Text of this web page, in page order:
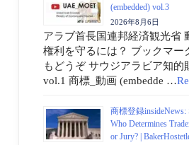
(embedded) vol.3
2026年8月6日
アラブ首長国連邦経済観光省
権利を守るには？ ブックマー
もどうぞ サウジアラビア知的
vol.1 商標_動画 (embedde …
商標登録insideNews:
Who Determines
or Jury? |